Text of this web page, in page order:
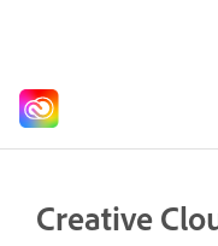
Creative